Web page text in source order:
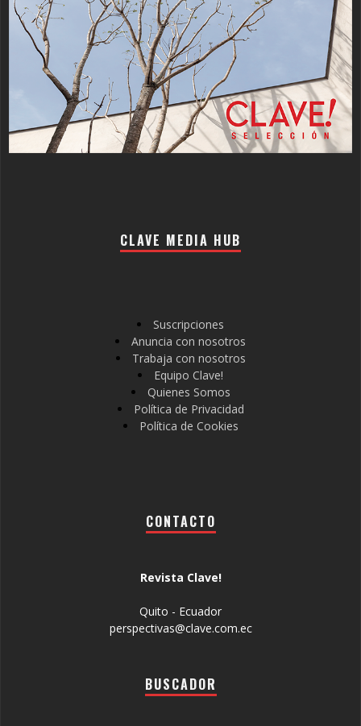
CLAVE MEDIA HUB
Suscripciones
Anuncia con nosotros
Trabaja con nosotros
Equipo Clave!
Quienes Somos
Política de Privacidad
Política de Cookies
CONTACTO
Revista Clave!
Quito - Ecuador
perspectivas@clave.com.ec
BUSCADOR